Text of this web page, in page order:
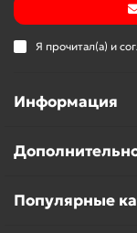
Я прочитал(а) и
Информация
Популярные